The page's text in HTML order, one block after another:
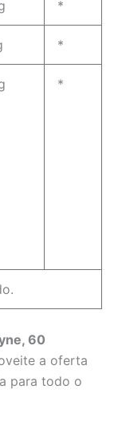
*
*
*
60
a oferta
para todo o